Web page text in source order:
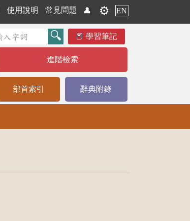
使用說明 常見問題 👤 ⚙️ EN
學習筆記
進階檢索
部首索引 辭典附錄